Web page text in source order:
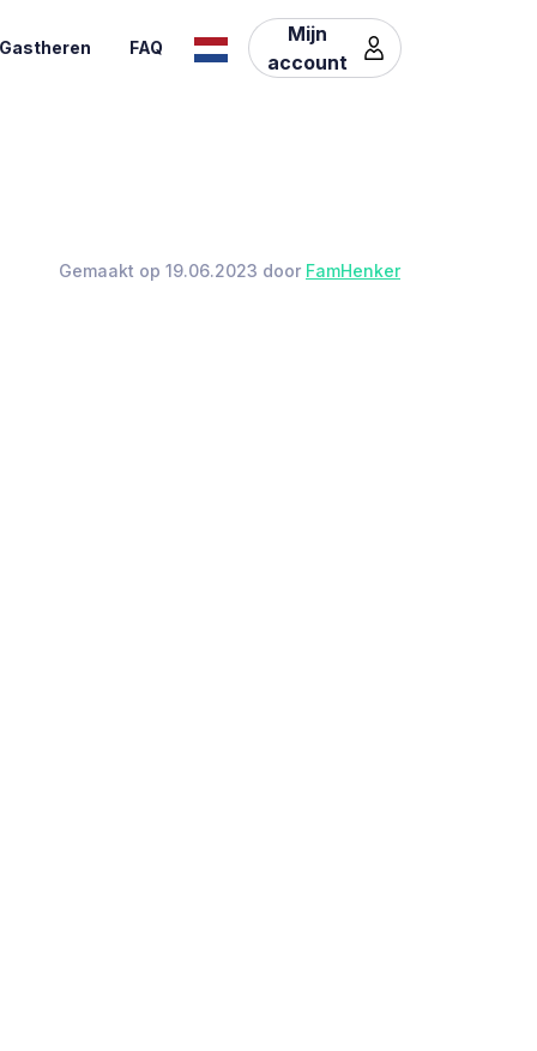
Gastheren FAQ
Mijn
account
Gemaakt op 19.06.2023 door FamHenker